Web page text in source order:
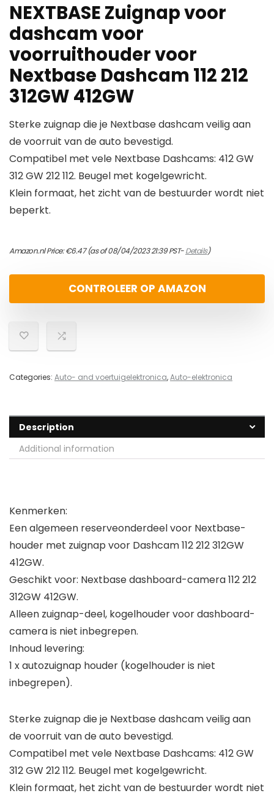
NEXTBASE Zuignap voor
dashcam voor
voorruithouder voor
Nextbase Dashcam 112 212
312GW 412GW
Sterke zuignap die je Nextbase dashcam veilig aan
de voorruit van de auto bevestigd.
Compatibel met vele Nextbase Dashcams: 412 GW
312 GW 212 112. Beugel met kogelgewricht.
Klein formaat, het zicht van de bestuurder wordt niet
beperkt.
Amazon.nl Price:€6.47(as of 08/04/2023 21:39 PST-Details)
CONTROLEER OP AMAZON
Categories: Auto- and voertuigelektronica,Auto-elektronica
Description
Additional information
Kenmerken:
Een algemeen reserveonderdeel voor Nextbase-
houder met zuignap voor Dashcam 112 212 312GW
412GW.
Geschikt voor: Nextbase dashboard-camera 112 212
312GW 412GW.
Alleen zuignap-deel, kogelhouder voor dashboard-
camera is niet inbegrepen.
Inhoud levering:
1 x autozuignap houder (kogelhouder is niet
inbegrepen).
Sterke zuignap die je Nextbase dashcam veilig aan
de voorruit van de auto bevestigd.
Compatibel met vele Nextbase Dashcams: 412 GW
312 GW 212 112. Beugel met kogelgewricht.
Klein formaat, het zicht van de bestuurder wordt niet